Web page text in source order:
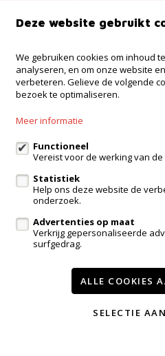
Kantoor Ninove
Onderwijslaan 45, 9400 Ninove
Kantoor Dilbeek
Kantoor Kampenhout
Zeypestraat 52B, Kampenhout
eigenaarslogin
Te koop Te huur Referenties
Onze diensten
Wijzig cookie voorkeuren
privacy
Deze website gebruikt
We gebruiken cookies om inhoud
analyseren, en om onze website
verbeteren. Gelieve de volgende
bezoek te optimaliseren.
Meer informatie
Functioneel
Vereist voor de werking van de
Statistiek
Help ons deze website de
onderzoek.
Advertenties op maat
Verkrijg gepersonaliseerde
surfgedrag.
ALLE COOKIES
SELECTIE